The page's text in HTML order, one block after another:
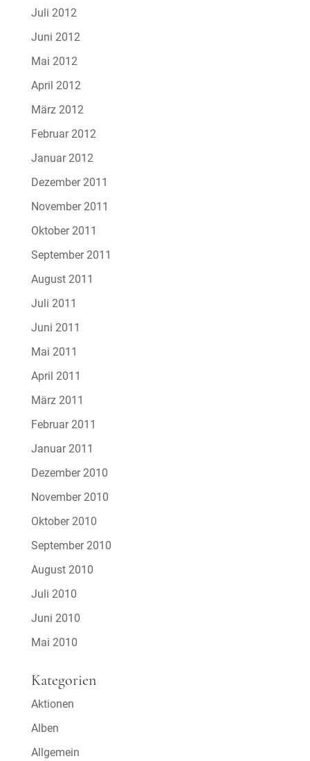
Juli 2012
Juni 2012
Mai 2012
April 2012
März 2012
Februar 2012
Januar 2012
Dezember 2011
November 2011
Oktober 2011
September 2011
August 2011
Juli 2011
Juni 2011
Mai 2011
April 2011
März 2011
Februar 2011
Januar 2011
Dezember 2010
November 2010
Oktober 2010
September 2010
August 2010
Juli 2010
Juni 2010
Mai 2010
Kategorien
Aktionen
Alben
Allgemein